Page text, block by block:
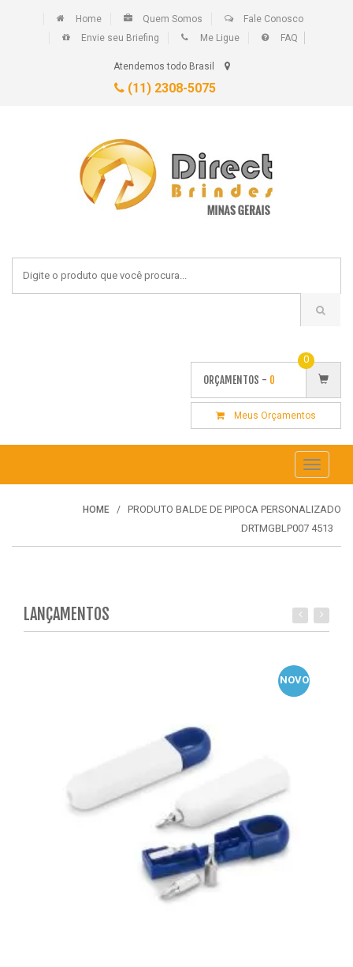
Home Quem Somos
Fale Conosco
Envie seu Briefing
Me Ligue FAQ
Atendemos todo Brasil
(11) 2308-5075
ORÇAMENTOS - 0
0
Meus Orçamentos
Toggle
HOME
PRODUTO BALDE DE PIPOCA PERSONALIZADO
DRTMGBLP007 4513
LANÇAMENTOS
NOVO